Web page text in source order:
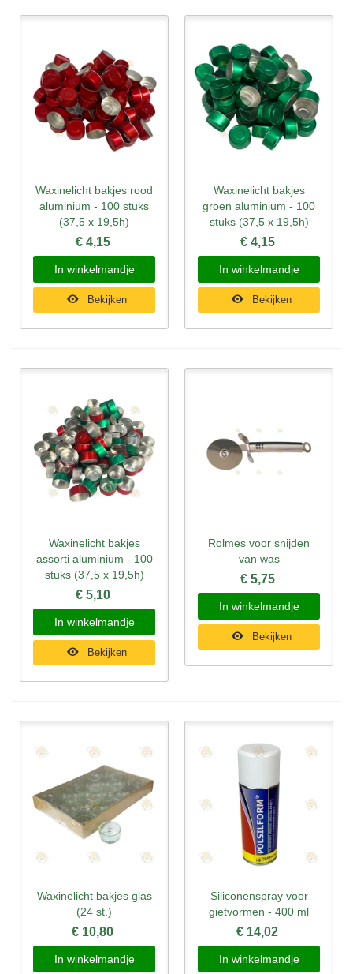
Waxinelicht bakjes rood
aluminium - 100 stuks
(37,5 x 19,5h)
€ 4,15
In winkelmandje
Bekijken
Waxinelicht bakjes
groen aluminium - 100
stuks (37,5 x 19,5h)
€ 4,15
In winkelmandje
Bekijken
Waxinelicht bakjes
assorti aluminium - 100
stuks (37,5 x 19,5h)
€ 5,10
In winkelmandje
Bekijken
Rolmes voor snijden
van was
€ 5,75
In winkelmandje
Bekijken
Waxinelicht bakjes glas
(24 st.)
€ 10,80
In winkelmandje
Siliconenspray voor
gietvormen - 400 ml
€ 14,02
In winkelmandje